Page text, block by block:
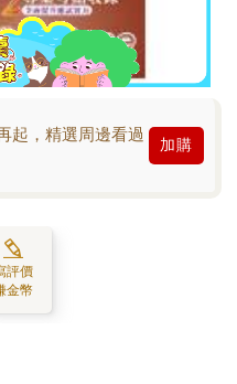
起，精選周邊看過
加購
評價
金幣